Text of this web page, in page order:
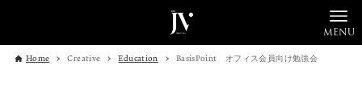
MENU
Home Creative Education BasisPoint オフィス会員向け勉強会